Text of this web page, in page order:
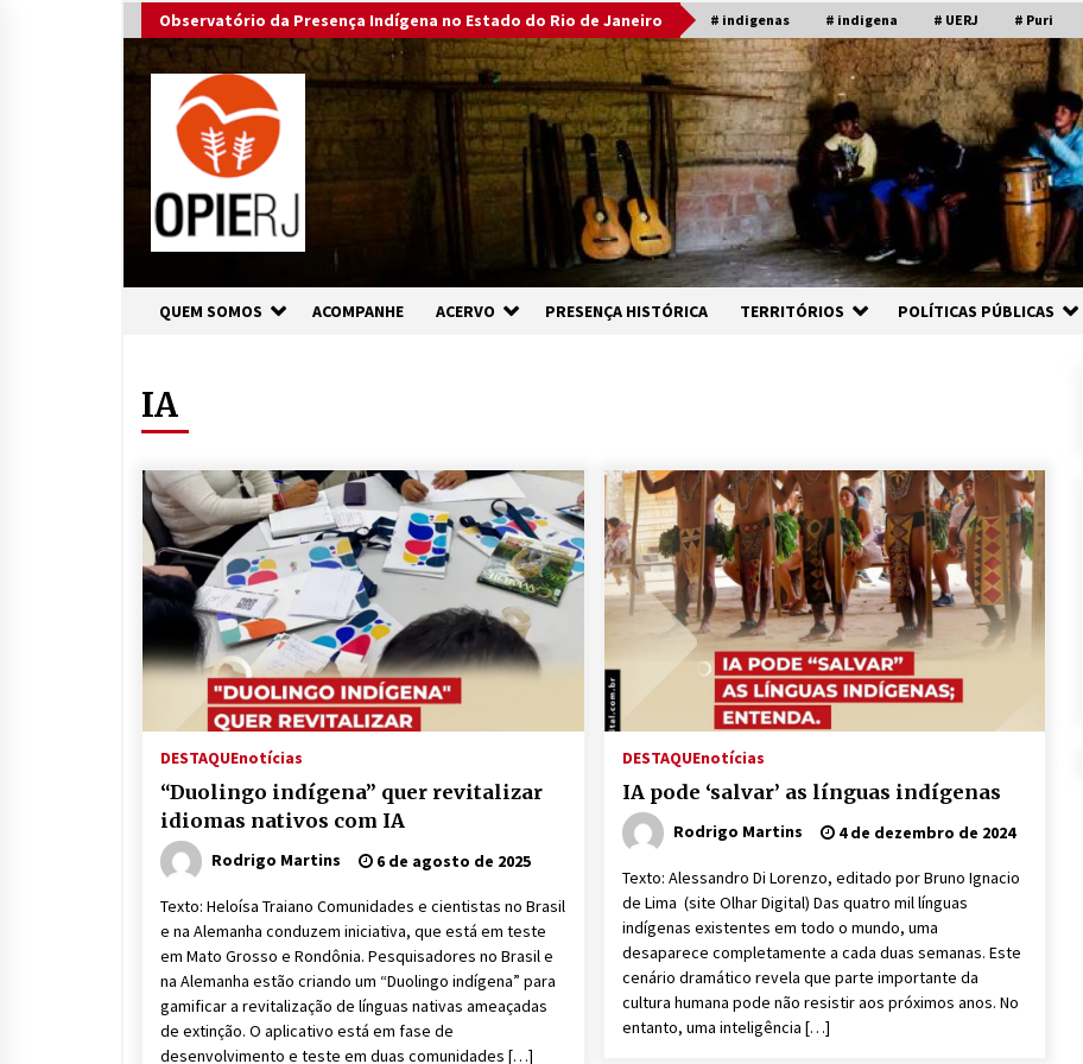
to
content
Observatório da Presença Indígena no Estado do Rio de Janeiro # indigenas # indigena # UERJ # Puri
QUEM SOMOS ACOMPANHE ACERVO PRESENÇA HISTÓRICA TERRITÓRIOS POLÍTICAS PÚBLICAS
IA
DESTAQUEnotícias
“Duolingo indígena” quer revitalizar
idiomas nativos com IA
Rodrigo Martins 6 de agosto de 2025
Texto: Heloísa Traiano Comunidades e cientistas no Brasil
e na Alemanha conduzem iniciativa, que está em teste
em Mato Grosso e Rondônia. Pesquisadores no Brasil e
na Alemanha estão criando um “Duolingo indígena” para
gamificar a revitalização de línguas nativas ameaçadas
de extinção. O aplicativo está em fase de
desenvolvimento e teste em duas comunidades […]
DESTAQUEnotícias
IA pode ‘salvar’ as línguas indígenas
Rodrigo Martins 4 de dezembro de 2024
Texto: Alessandro Di Lorenzo, editado por Bruno Ignacio
de Lima (site Olhar Digital) Das quatro mil línguas
indígenas existentes em todo o mundo, uma
desaparece completamente a cada duas semanas. Este
cenário dramático revela que parte importante da
cultura humana pode não resistir aos próximos anos. No
entanto, uma inteligência […]